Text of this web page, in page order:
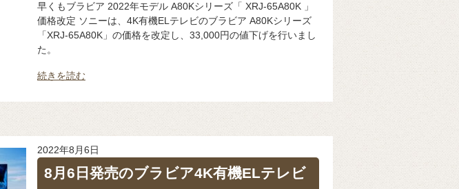
早くもブラビア 2022年モデル A80Kシリーズ「 XRJ-65A80K 」
価格改定 ソニーは、4K有機ELテレビのブラビア A80Kシリーズ
「XRJ-65A80K」の価格を改定し、33,000円の値下げを行いまし
た。
続きを読む
2022年8月6日
8月6日発売のブラビア4K有機ELテレビ